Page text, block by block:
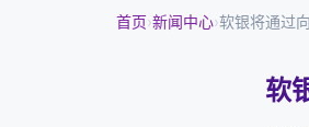
首页›新闻中心›软银将通过
软